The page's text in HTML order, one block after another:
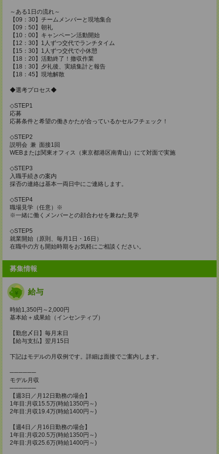
～ある1日の流れ～
【09：30】チームメンバーと現地集合
【09：50】朝礼
【10：00】キャンペーン活動開始
【12：30】1人ずつ交代でランチタイム
【15：30】1人ずつ交代で小休憩
【18：20】活動終了！撤収作業
【18：30】夕礼後、実績集計と報告
【18：45】現地解散
◆選考プロセス◆
◇STEP1
応募
応募条件と希望の働きかたが合っているかセルフチェック！
◇STEP2
説明会 兼 面接1回
WEBまたは関東オフィス（東京都港区南青山）にて対面で実施
◇STEP3
入職手続きの案内
採否の連絡は基本一両日中にご連絡します。
◇STEP4
職場見学（任意）※
※一緒に働くメンバーとの顔合わせを兼ねた見学
◇STEP5
就業開始（原則、毎月1日・16日）
在職中の方も開始時期をお気軽にご相談ください。
募集情報
給与
時給1,350円～2,000円
基本給＋成果給（インセンティブ）
【勤怠〆日】毎月末日
【給与支払】翌月15日
下記はモデルの月収例です。詳細は面接でご案内します。
──────
モデル月収
──────
【週3日／月12日勤務の場合】
1年目:月収15.5万(時給1350円～)
2年目:月収19.4万(時給1400円～)
【週4日／月16日勤務の場合】
1年目:月収20.5万(時給1350円～)
2年目:月収25.6万(時給1400円～)